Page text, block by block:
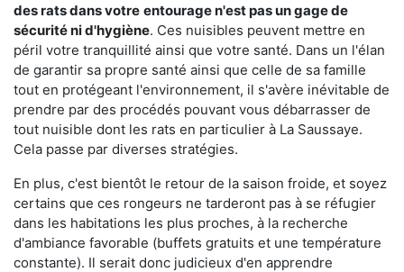
des rats dans votre entourage n'est pas un gage de
sécurité ni d'hygiène. Ces nuisibles peuvent mettre en
péril votre tranquillité ainsi que votre santé. Dans un l'élan
de garantir sa propre santé ainsi que celle de sa famille
tout en protégeant l'environnement, il s'avère inévitable de
prendre par des procédés pouvant vous débarrasser de
tout nuisible dont les rats en particulier à La Saussaye.
Cela passe par diverses stratégies.
En plus, c'est bientôt le retour de la saison froide, et soyez
certains que ces rongeurs ne tarderont pas à se réfugier
dans les habitations les plus proches, à la recherche
d'ambiance favorable (buffets gratuits et une température
constante). Il serait donc judicieux d'en apprendre